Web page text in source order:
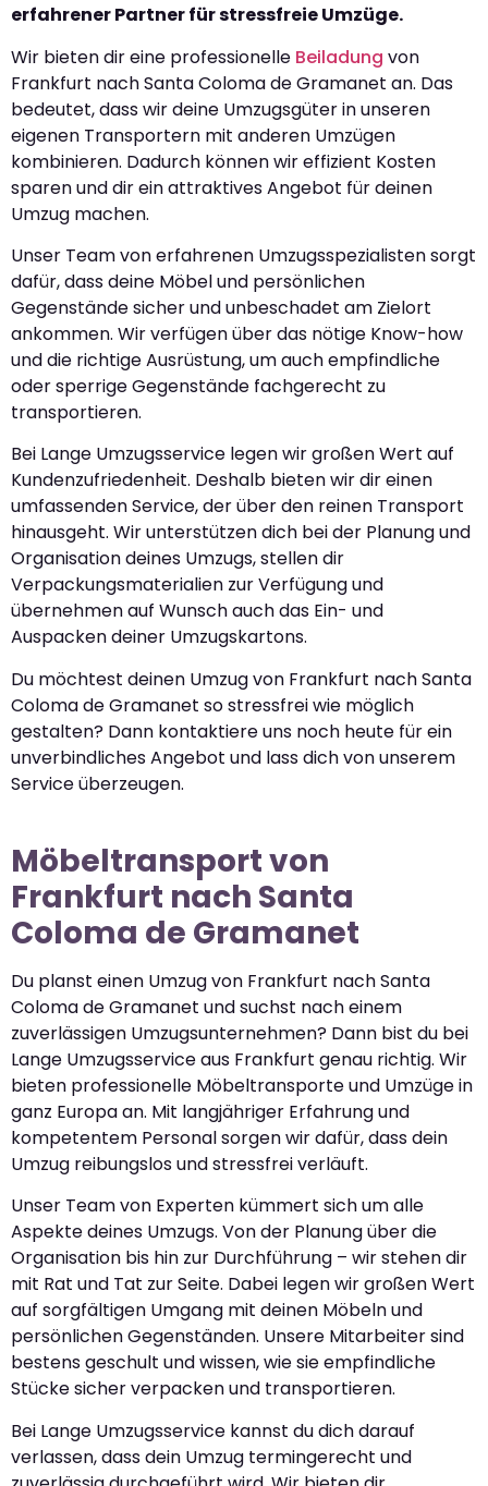
erfahrener Partner für stressfreie Umzüge.
Wir bieten dir eine professionelle Beiladung von
Frankfurt nach Santa Coloma de Gramanet an. Das
bedeutet, dass wir deine Umzugsgüter in unseren
eigenen Transportern mit anderen Umzügen
kombinieren. Dadurch können wir effizient Kosten
sparen und dir ein attraktives Angebot für deinen
Umzug machen.
Unser Team von erfahrenen Umzugsspezialisten sorgt
dafür, dass deine Möbel und persönlichen
Gegenstände sicher und unbeschadet am Zielort
ankommen. Wir verfügen über das nötige Know-how
und die richtige Ausrüstung, um auch empfindliche
oder sperrige Gegenstände fachgerecht zu
transportieren.
Bei Lange Umzugsservice legen wir großen Wert auf
Kundenzufriedenheit. Deshalb bieten wir dir einen
umfassenden Service, der über den reinen Transport
hinausgeht. Wir unterstützen dich bei der Planung und
Organisation deines Umzugs, stellen dir
Verpackungsmaterialien zur Verfügung und
übernehmen auf Wunsch auch das Ein- und
Auspacken deiner Umzugskartons.
Du möchtest deinen Umzug von Frankfurt nach Santa
Coloma de Gramanet so stressfrei wie möglich
gestalten? Dann kontaktiere uns noch heute für ein
unverbindliches Angebot und lass dich von unserem
Service überzeugen.
Möbeltransport von
Frankfurt nach Santa
Coloma de Gramanet
Du planst einen Umzug von Frankfurt nach Santa
Coloma de Gramanet und suchst nach einem
zuverlässigen Umzugsunternehmen? Dann bist du bei
Lange Umzugsservice aus Frankfurt genau richtig. Wir
bieten professionelle Möbeltransporte und Umzüge in
ganz Europa an. Mit langjähriger Erfahrung und
kompetentem Personal sorgen wir dafür, dass dein
Umzug reibungslos und stressfrei verläuft.
Unser Team von Experten kümmert sich um alle
Aspekte deines Umzugs. Von der Planung über die
Organisation bis hin zur Durchführung – wir stehen dir
mit Rat und Tat zur Seite. Dabei legen wir großen Wert
auf sorgfältigen Umgang mit deinen Möbeln und
persönlichen Gegenständen. Unsere Mitarbeiter sind
bestens geschult und wissen, wie sie empfindliche
Stücke sicher verpacken und transportieren.
Bei Lange Umzugsservice kannst du dich darauf
verlassen, dass dein Umzug termingerecht und